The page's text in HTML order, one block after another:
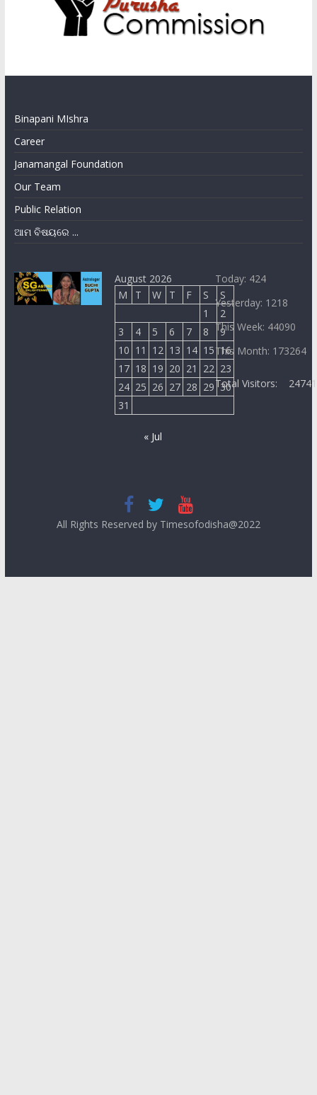
Binapani MIshra
Career
Janamangal Foundation
Our Team
Public Relation
ଆମ ବିଷୟରେ ...
August 2026
M
T W T F S
S
1
2
3
4 5 6 7 8
9
10 11 12 13 14 15 16
17 18 19 20 21 22 23
24 25 26 27 28 29 30
31
« Jul
Today: 424
Yesterday: 1218
This Week: 44090
This Month: 173264
Total Visitors:
All Rights Reserved by Timesofodisha@2022